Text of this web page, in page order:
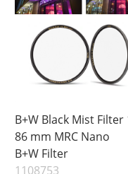
B+W Black Mist Filter
86 mm MRC Nano
B+W Filter
1108753